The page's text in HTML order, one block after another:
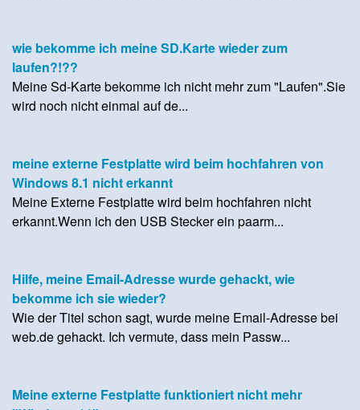
wie bekomme ich meine SD.Karte wieder zum
laufen?!??
Meine Sd-Karte bekomme ich nicht mehr zum "Laufen".Sie
wird noch nicht einmal auf de...
meine externe Festplatte wird beim hochfahren von
Windows 8.1 nicht erkannt
Meine Externe Festplatte wird beim hochfahren nicht
erkannt.Wenn ich den USB Stecker ein paarm...
Hilfe, meine Email-Adresse wurde gehackt, wie
bekomme ich sie wieder?
Wie der Titel schon sagt, wurde meine Email-Adresse bei
web.de gehackt. Ich vermute, dass mein Passw...
Meine externe Festplatte funktioniert nicht mehr